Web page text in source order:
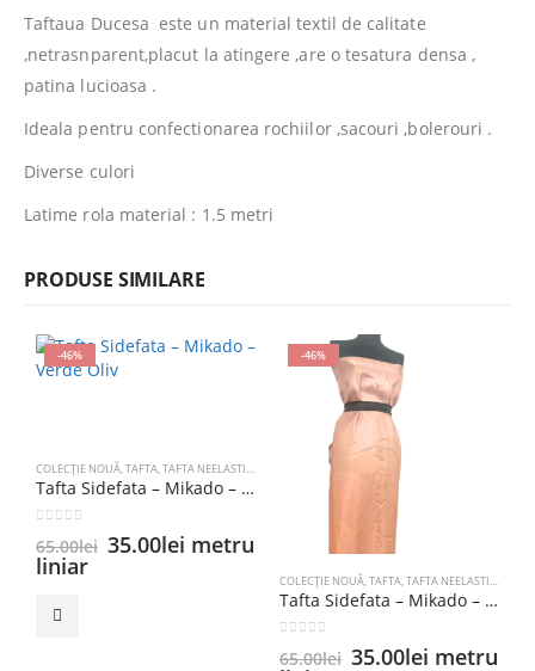
Taftaua Ducesa este un material textil de calitate
,netrasnparent,placut la atingere ,are o tesatura densa ,
patina lucioasa .
Ideala pentru confectionarea rochiilor ,sacouri ,bolerouri .
Diverse culori
Latime rola material : 1.5 metri
PRODUSE SIMILARE
-46%
COLECȚIE NOUĂ,TAFTA,TAFTA NEELASTICA
Tafta Sidefata – Mikado – Verde Oliv
65.00lei Prețul
35.00lei Prețul
metru
liniar
-46%
COLECȚIE NOUĂ,TAFTA,TAFTA NEELASTICA
Tafta Sidefata – Mikado – Roz Piersica
65.00lei Prețul
35.00lei Prețul
metru